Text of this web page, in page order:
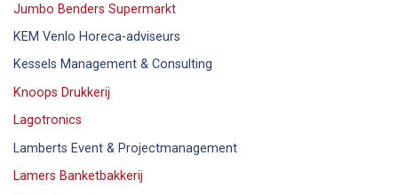
Jumbo Benders Supermarkt
KEM Venlo Horeca-adviseurs
Kessels Management & Consulting
Knoops Drukkerij
Lagotronics
Lamberts Event & Projectmanagement
Lamers Banketbakkerij